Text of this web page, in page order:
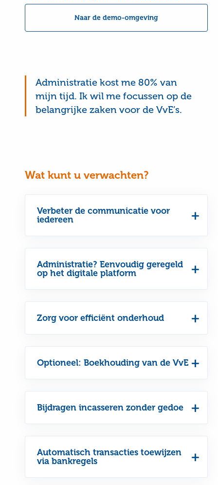
Naar de demo-omgeving
Administratie kost me 80% van
mijn tijd. Ik wil me focussen op de
belangrijke zaken voor de VvE’s.
Wat kunt u verwachten?
Verbeter de communicatie voor
iedereen
Administratie? Eenvoudig geregeld
op het digitale platform
Zorg voor efficiënt onderhoud
Optioneel: Boekhouding van de VvE
Bijdragen incasseren zonder gedoe
Automatisch transacties toewijzen
via bankregels